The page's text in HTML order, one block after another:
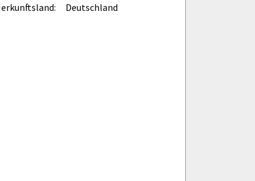
Deutschland